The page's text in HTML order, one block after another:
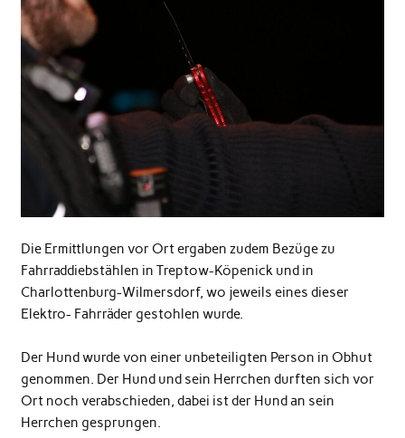
Die Ermittlungen vor Ort ergaben zudem Bezüge zu
Fahrraddiebstählen in Treptow-Köpenick und in
Charlottenburg-Wilmersdorf, wo jeweils eines dieser
Elektro- Fahrräder gestohlen wurde.
Der Hund wurde von einer unbeteiligten Person in Obhut
genommen. Der Hund und sein Herrchen durften sich vor
Ort noch verabschieden, dabei ist der Hund an sein
Herrchen gesprungen.